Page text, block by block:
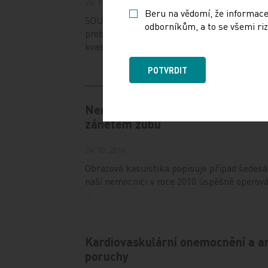
SOUHRN Šumivé víno se vyrábí dvojím
probíhá v sudech a druhý v lahvích.
kvasinek a…
Nemocný po operaci srdce se
zánětem zubu
Obrazová kasuistika popisuje případ
naší nemocnici v roce 2010 úspěšně
Kardiovaskulární onemocnění a
poruchy
Beru na vědomí, že
odborníkům, a to se všemi
POTVRDIT